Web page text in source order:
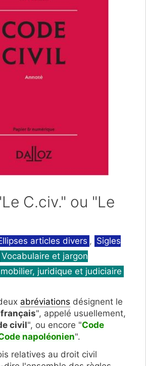
C.civ." ou "Le
articles divers , Sigles
Vocabulaire et jargon
juridique et judiciaire
abréviations désignent le
", appelé usuellement,
civil", ou encore "Code
ode napoléonien".
relatives au droit civil